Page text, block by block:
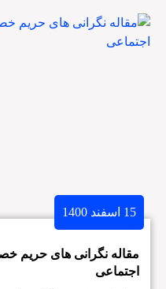
15 اسفند 1400
مقاله نگرانی های حریم
اجتماعی